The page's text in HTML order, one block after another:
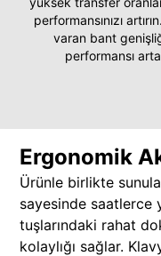
performansınızı
varan bant
performansı
Ergonomik
Ürünle birlikte
sayesinde saatlerce
tuşlarındaki rahat
kolaylığı sağlar.